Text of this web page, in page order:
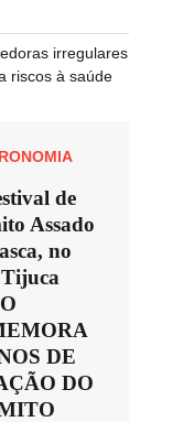
irregulares
riscos à saúde
de
Assado
no
DE
DO